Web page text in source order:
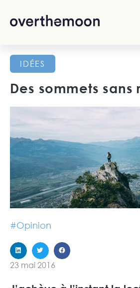
IDÉES
Des sommets
#Opinion
23 mai 2016